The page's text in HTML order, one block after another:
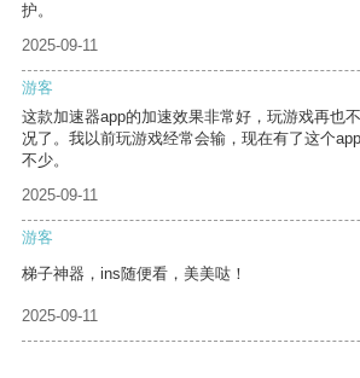
护。
2025-09-11
游客
这款加速器app的加速效果非常好，玩游戏再也
况了。我以前玩游戏经常会输，现在有了这个
不少。
2025-09-11
游客
梯子神器，ins随便看，美美哒！
2025-09-11